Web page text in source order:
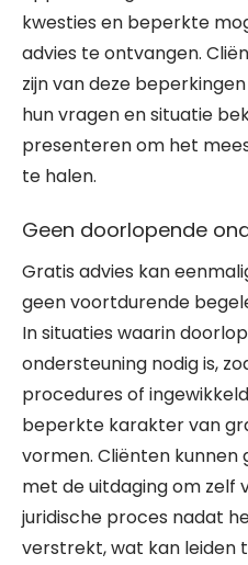
kwesties en beperkte
advies te ontvangen.
zijn van deze
hun vragen en situatie
presenteren om het
te halen.
Geen doorlopende
Gratis advies kan
geen voortdurende
In situaties waarin
ondersteuning nodig is,
procedures of
beperkte karakter van
vormen. Cliënten
met de uitdaging om zelf
juridische proces nadat
verstrekt, wat kan leiden